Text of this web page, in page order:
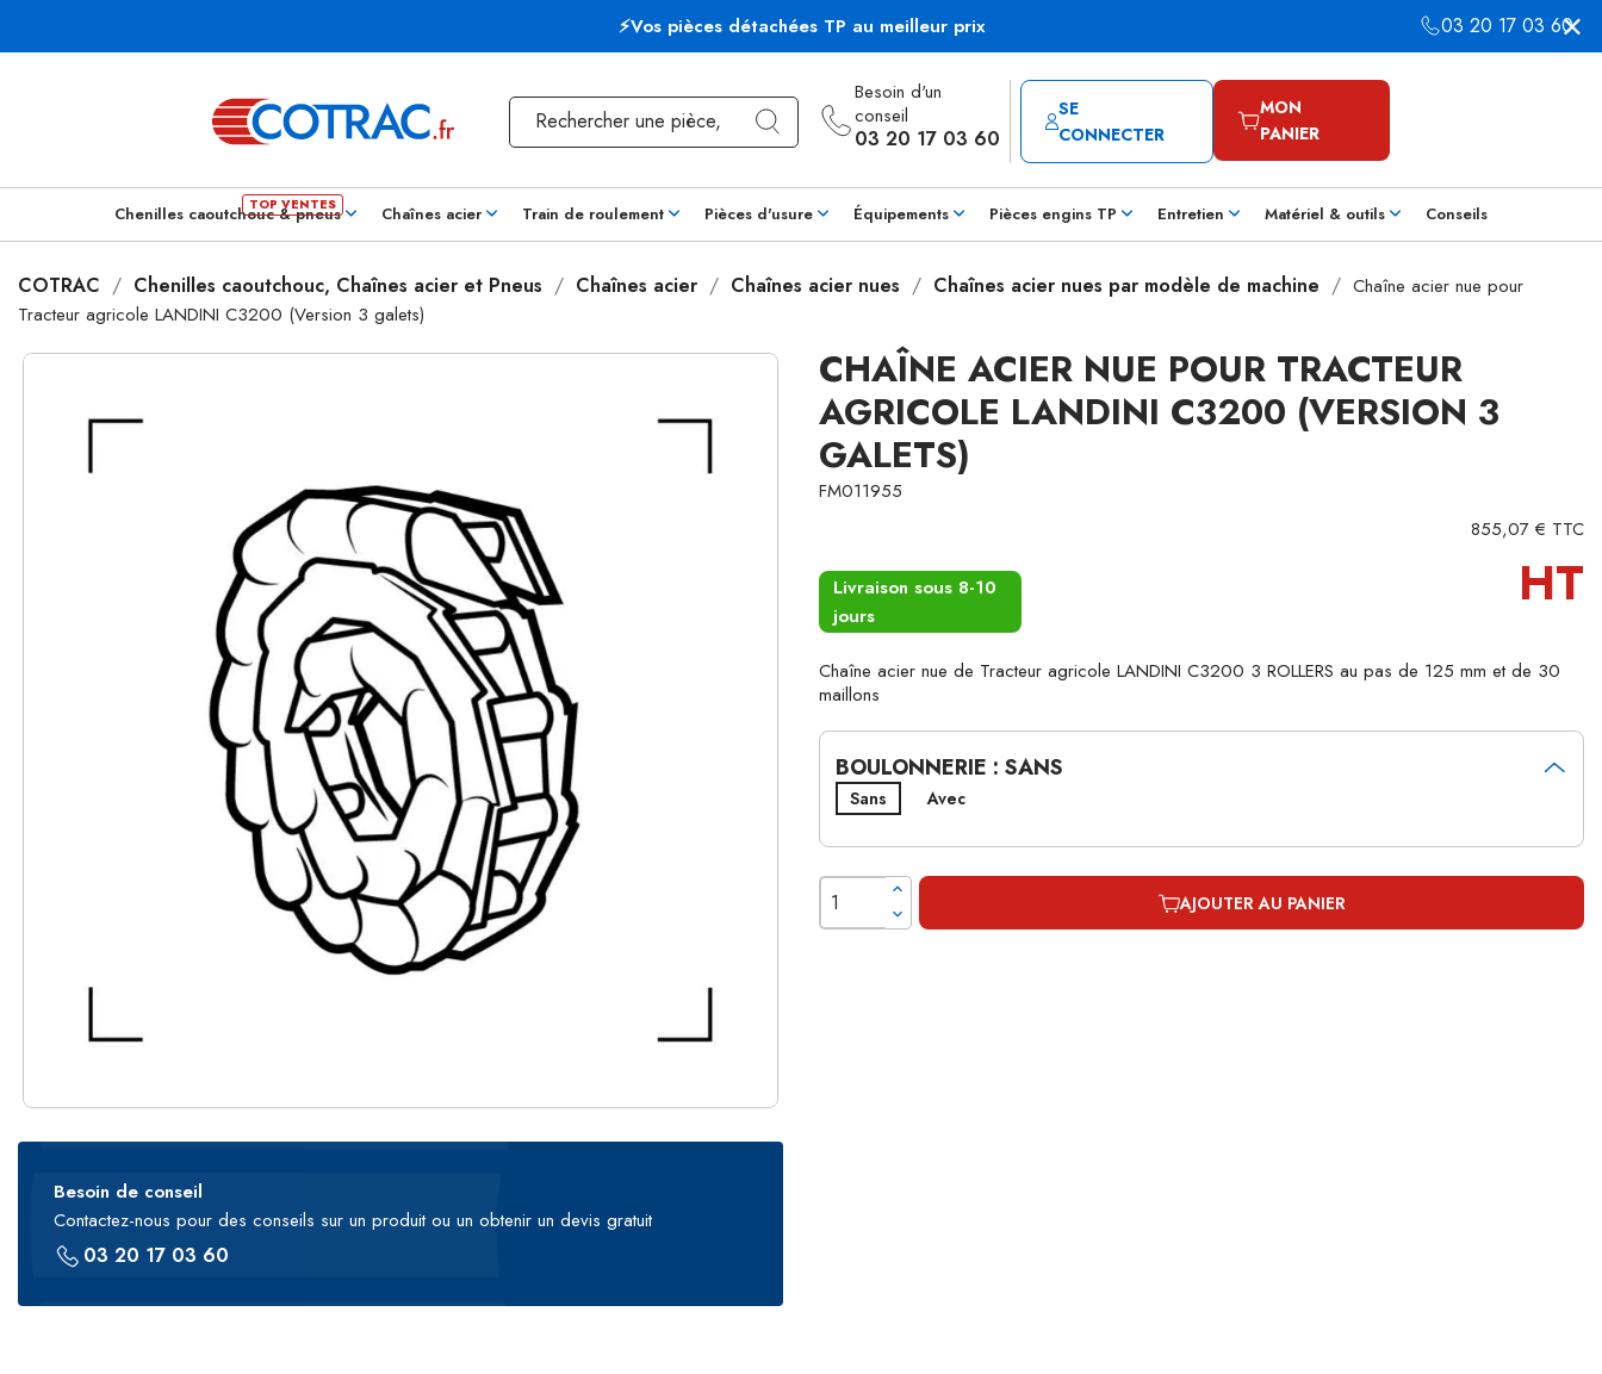
⚡Vos pièces détachées TP au meilleur prix 03 20 17 03 60
Besoin d'un
conseil
03 20 17 03 60
SE
CONNECTER
MON
PANIER
Chenilles caoutchouc & pneus Chaînes acier Train de roulement Pièces d'usure Équipements Pièces engins TP Entretien Matériel & outils Conseils
COTRAC Chenilles caoutchouc, Chaînes acier et Pneus Chaînes acier Chaînes acier nues Chaînes acier nues par modèle de machine
Chaîne acier nue pour
Tracteur agricole LANDINI C3200 (Version 3 galets)
Besoin de conseil
Contactez-nous pour des conseils sur un produit ou un obtenir un devis gratuit
03 20 17 03 60
CHAÎNE ACIER NUE POUR TRACTEUR
AGRICOLE LANDINI C3200 (VERSION 3
GALETS)
FM011955
855,07 € TTC
Livraison sous 8-10
jours
HT
Chaîne acier nue de Tracteur agricole LANDINI C3200 3 ROLLERS au pas de 125 mm et de 30
maillons
BOULONNERIE : SANS
Sans Avec
AJOUTER AU PANIER